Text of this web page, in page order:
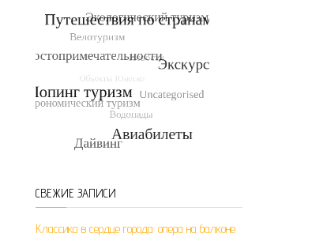
СВЕЖИЕ ЗАПИСИ
Классика в сердце города: опера на балконе